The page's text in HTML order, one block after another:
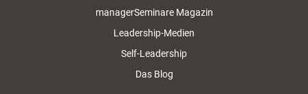
managerSeminare Magazin
Leadership-Medien
Self-Leadership
Das Blog